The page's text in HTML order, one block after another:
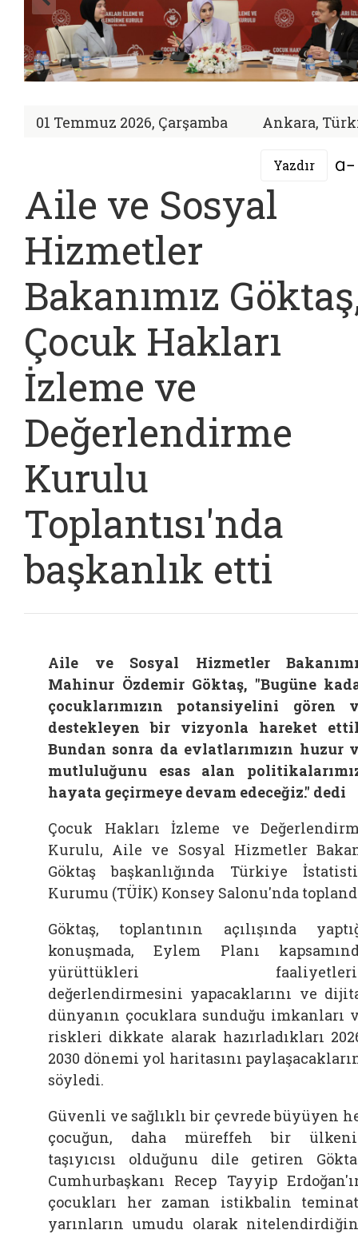
01 Temmuz 2026, Çarşamba Ankara,
Yazdır
Aile ve Sosyal
Hizmetler
Bakanımız
Çocuk Hakları
İzleme ve
Değerlendirme
Kurulu
Toplantısı'nda
başkanlık etti
Aile ve Sosyal Hizmetler
Mahinur Özdemir Göktaş, "Bugüne
çocuklarımızın potansiyelini gören
destekleyen bir vizyonla hareket
Bundan sonra da evlatlarımızın huzur
mutluluğunu esas alan
hayata geçirmeye devam edeceğiz." dedi
Çocuk Hakları İzleme ve
Kurulu, Aile ve Sosyal Hizmetler
Göktaş başkanlığında Türkiye
Kurumu (TÜİK) Konsey Salonu'nda
Göktaş, toplantının açılışında
konuşmada, Eylem Planı
yürüttükleri
değerlendirmesini yapacaklarını ve
dünyanın çocuklara sunduğu imkanları
riskleri dikkate alarak hazırladıkları
2030 dönemi yol haritasını
söyledi.
Güvenli ve sağlıklı bir çevrede büyüyen
çocuğun, daha müreffeh bir
taşıyıcısı olduğunu dile getiren
Cumhurbaşkanı Recep Tayyip
çocukları her zaman istikbalin
yarınların umudu olarak